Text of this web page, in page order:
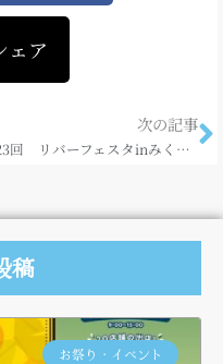
ア
次の記事
第23回 リバーフェスタinみくま川
稿
お祭り・イベント